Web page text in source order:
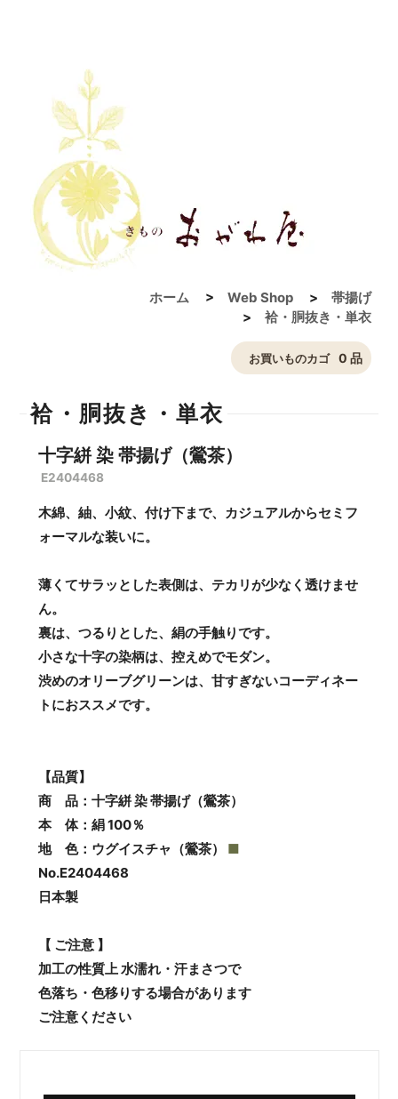
ホーム > Web Shop > 帯揚げ
> 袷・胴抜き・単衣
お買いものカゴ 0 品
袷・胴抜き・単衣
十字絣 染 帯揚げ（鶯茶）
E2404468
木綿、紬、小紋、付け下まで、カジュアルからセミフ
ォーマルな装いに。
薄くてサラッとした表側は、テカリが少なく透けませ
ん。
裏は、つるりとした、絹の手触りです。
小さな十字の染柄は、控えめでモダン。
渋めのオリーブグリーンは、甘すぎないコーディネー
トにおススメです。
【品質】
商 品：十字絣 染 帯揚げ（鶯茶）
本 体：絹 100％
地 色：ウグイスチャ（鶯茶）
■
No.E2404468
日本製
【 ご注意 】
加工の性質上 水濡れ・汗まさつで
色落ち・色移りする場合があります
ご注意ください